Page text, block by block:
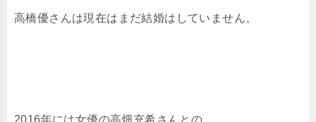
高橋優さんは現在はまだ結婚はしていません。